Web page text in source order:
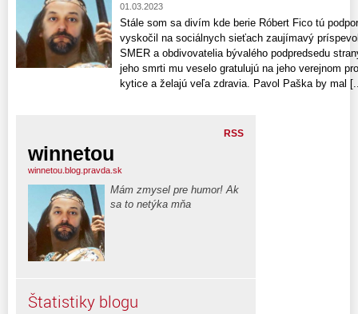
01.03.2023
Stále som sa divím kde berie Róbert Fico tú
vyskočil na sociálnych sieťach zaujímavý
SMER a obdivovatelia bývalého podpredsedu
jeho smrti mu veselo gratulujú na jeho verejnom
kytice a želajú veľa zdravia. Pavol Paška by mal
RSS
winnetou
winnetou.blog.pravda.sk
Mám zmysel pre humor! Ak
sa to netýka mňa
Štatistiky blogu